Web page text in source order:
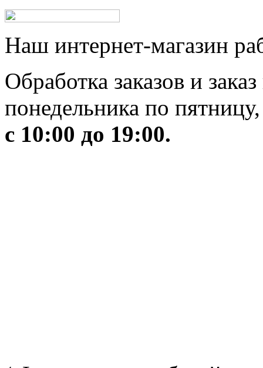
Наш интернет-магазин
Обработка заказов и
понедельника по пятницу,
с 10:00 до 19:00.